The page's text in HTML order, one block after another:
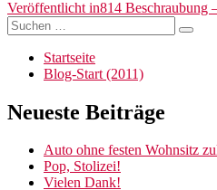
Beitragsnavigation
Veröffentlicht in814 Beschraubung
Suchen
nach:
Startseite
Blog-Start (2011)
Neueste Beiträge
Auto ohne festen Wohnsitz
Pop, Stolizei!
Vielen Dank!